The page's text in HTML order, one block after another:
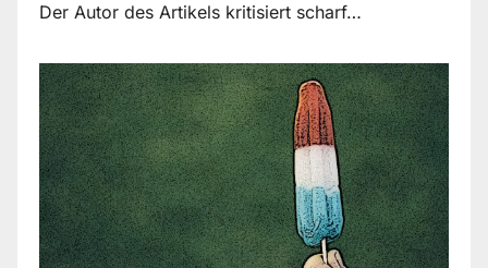
Der Autor des Artikels kritisiert scharf…